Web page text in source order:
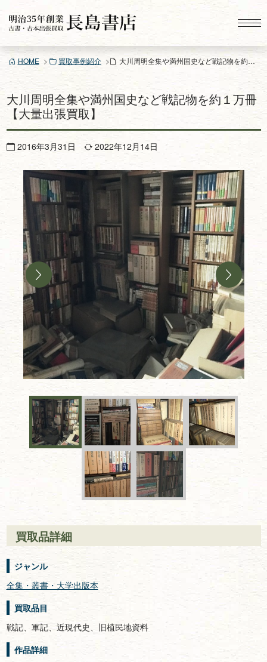
ン
ツ
ス
キ
HOME 買取事例紹介 大川周明全集や満州国史など戦記物を約１万冊【大量出張買取】
大川周明全集や満州国史など戦記物を約１万冊
【大量出張買取】
2016年3月31日 2022年12月14日
買取品詳細
ジャンル
全集・叢書・大学出版本
買取品目
戦記、軍記、近現代史、旧植民地資料
作品詳細